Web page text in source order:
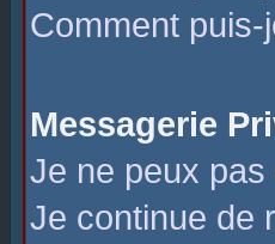
Comment
Messagerie
Je ne peux
Je continue